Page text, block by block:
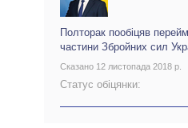
Полторак пообіцяв
частини Збройних сил
Сказано 12 листопада 2018 р.
Статус обіцянки: